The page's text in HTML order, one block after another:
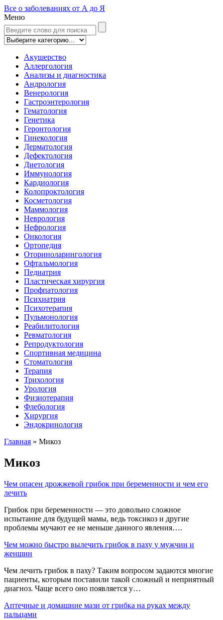
Все о заболеваниях от А до Я
Меню
Акушерство
Аллергология
Анализы и диагностика
Андрология
Венерология
Гастроэнтерология
Гематология
Генетика
Геронтология
Гинекология
Дерматология
Дефектология
Диетология
Иммунология
Кардиология
Колопроктология
Косметология
Маммология
Неврология
Нефрология
Онкология
Ортопедия
Оториноларингология
Офтальмология
Педиатрия
Пластическая хирургия
Профпатология
Психиатрия
Психотерапия
Пульмонология
Реабилитология
Ревматология
Репродуктология
Спортивная медицина
Стоматология
Терапия
Трихология
Урология
Физиотерапия
Флебология
Хирургия
Эндокринология
Главная » Микоз
Микоз
Чем опасен дрожжевой грибок при беременности и чем его
лечить
Грибок при беременности — это довольно сложное
испытание для будущей мамы, ведь токсикоз и другие
проблемы мучают ее не меньше данного явления….
Чем можно быстро вылечить грибок в паху у мужчин и
женщин
Чем лечить грибок в паху? Таким вопросом задаются многие
пациенты, которым поставили такой сложный и неприятный
диагноз. Чаще всего оно появляется у…
Аптечные и домашние мази от грибка на руках между
пальцами